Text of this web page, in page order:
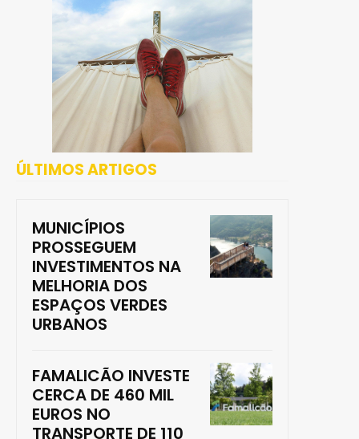
ÚLTIMOS ARTIGOS
MUNICÍPIOS
PROSSEGUEM
INVESTIMENTOS NA
MELHORIA DOS
ESPAÇOS VERDES
URBANOS
FAMALICÃO INVESTE
CERCA DE 460 MIL
EUROS NO
TRANSPORTE DE 110